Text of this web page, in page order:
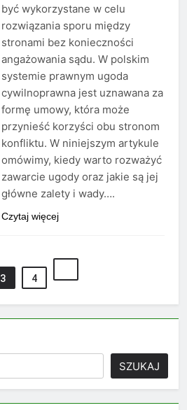
być wykorzystane w celu
rozwiązania sporu między
stronami bez konieczności
angażowania sądu. W polskim
systemie prawnym ugoda
cywilnoprawna jest uznawana za
formę umowy, która może
przynieść korzyści obu stronom
konfliktu. W niniejszym artykule
omówimy, kiedy warto rozważyć
zawarcie ugody oraz jakie są jej
główne zalety i wady….
Czytaj więcej
3 4
SZUKAJ